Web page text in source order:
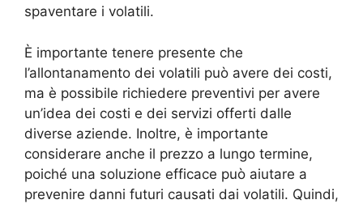
spaventare i volatili.
È importante tenere presente che
l’allontanamento dei volatili può avere dei costi,
ma è possibile richiedere preventivi per avere
un’idea dei costi e dei servizi offerti dalle
diverse aziende. Inoltre, è importante
considerare anche il prezzo a lungo termine,
poiché una soluzione efficace può aiutare a
prevenire danni futuri causati dai volatili. Quindi,